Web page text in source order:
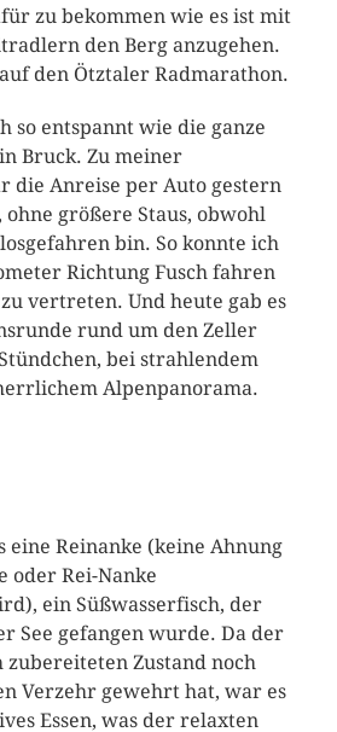
zu bekommen wie es ist mit
den Berg anzugehen.
den Ötztaler Radmarathon.
so entspannt wie die ganze
Bruck. Zu meiner
die Anreise per Auto gestern
größere Staus, obwohl
bin. So konnte ich
Richtung Fusch fahren
vertreten. Und heute gab es
rund um den Zeller
bei strahlendem
Alpenpanorama.
eine Reinanke (keine Ahnung
oder Rei-Nanke
ein Süßwasserfisch, der
See gefangen wurde. Da der
zubereiteten Zustand noch
Verzehr gewehrt hat, war es
Essen, was der relaxten